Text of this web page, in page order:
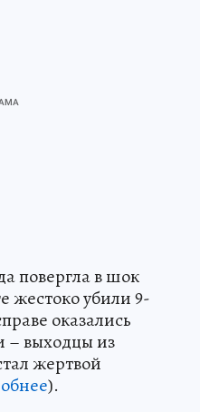
повергла в шок
жестоко убили 9-
оказались
– выходцы из
жертвой
).